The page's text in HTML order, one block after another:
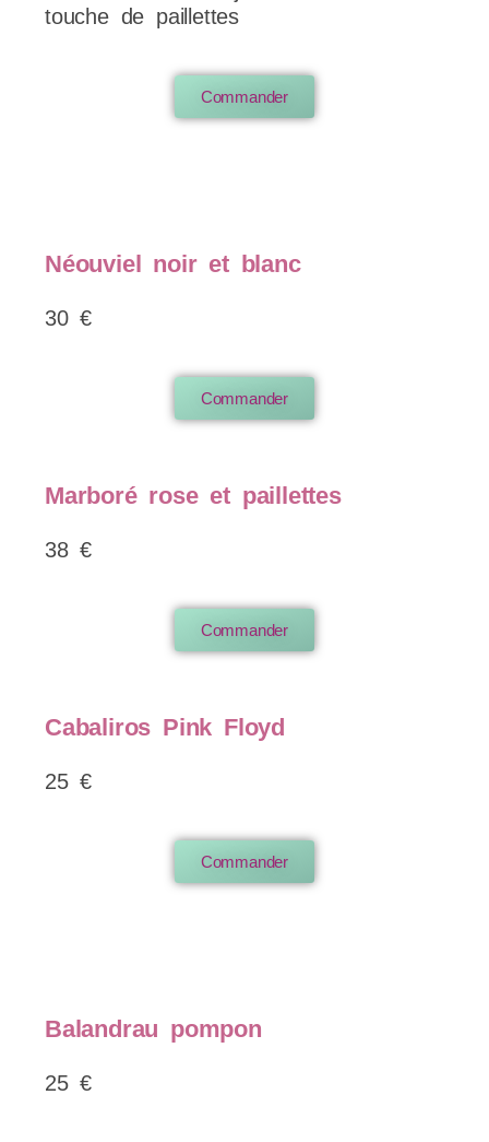
touche de paillettes
Commander
Néouviel noir et blanc
30 €
Commander
Marboré rose et paillettes
38 €
Commander
Cabaliros Pink Floyd
25 €
Commander
Balandrau pompon
25 €